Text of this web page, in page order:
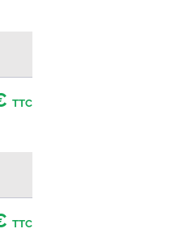
TTC
TTC